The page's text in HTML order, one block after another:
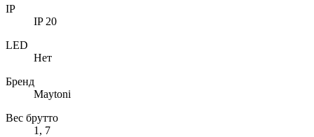
IP
IP 20
LED
Нет
Бренд
Maytoni
Вес брутто
1, 7